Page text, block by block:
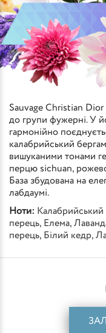
Sauvage Christian Dior
до групи фужерні. У
гармонійно
калабрийський
вишуканими тонами
перцю sichuan,
База збудована на
лабдаумі.
Ноти: Калабрийський
перець, Елема,
перець, Білий кедр,